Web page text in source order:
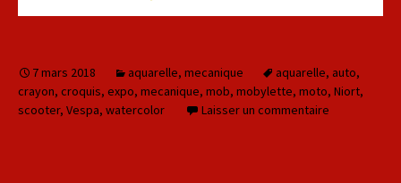
7 mars 2018 aquarelle, mecanique aquarelle, auto,
crayon, croquis, expo, mecanique, mob, mobylette, moto, Niort,
scooter, Vespa, watercolor Laisser un commentaire